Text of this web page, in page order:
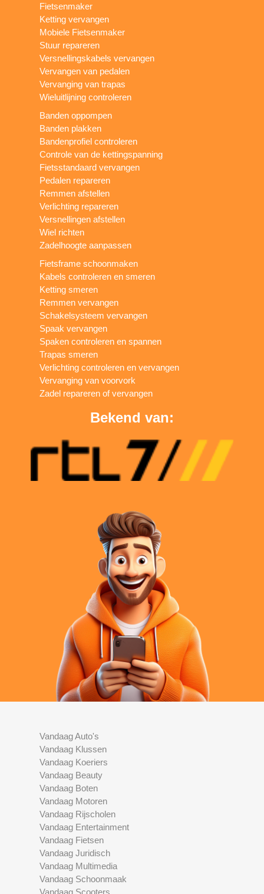
Fietsenmaker
Ketting vervangen
Mobiele Fietsenmaker
Stuur repareren
Versnellingskabels vervangen
Vervangen van pedalen
Vervanging van trapas
Wieluitlijning controleren
Banden oppompen
Banden plakken
Bandenprofiel controleren
Controle van de kettingspanning
Fietsstandaard vervangen
Pedalen repareren
Remmen afstellen
Verlichting repareren
Versnellingen afstellen
Wiel richten
Zadelhoogte aanpassen
Fietsframe schoonmaken
Kabels controleren en smeren
Ketting smeren
Remmen vervangen
Schakelsysteem vervangen
Spaak vervangen
Spaken controleren en spannen
Trapas smeren
Verlichting controleren en vervangen
Vervanging van voorvork
Zadel repareren of vervangen
Bekend van:
Vandaag Auto's
Vandaag Klussen
Vandaag Koeriers
Vandaag Beauty
Vandaag Boten
Vandaag Motoren
Vandaag Rijscholen
Vandaag Entertainment
Vandaag Fietsen
Vandaag Juridisch
Vandaag Multimedia
Vandaag Schoonmaak
Vandaag Scooters